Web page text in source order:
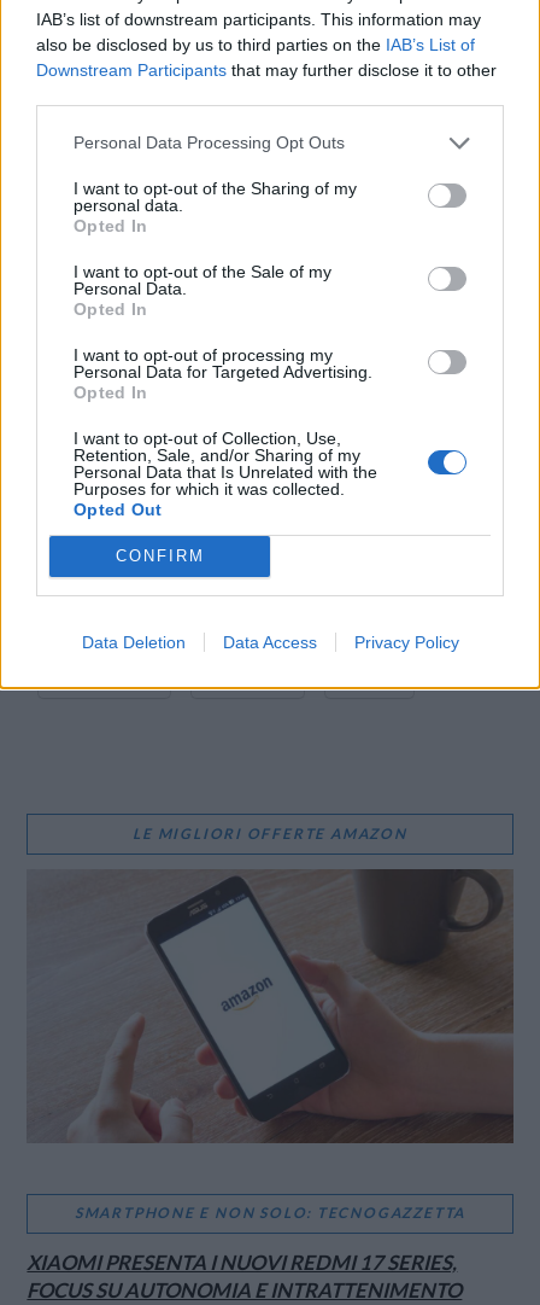
IAB’s list of downstream participants. This information may
also be disclosed by us to third parties on the IAB’s List of
Downstream Participants that may further disclose it to other
Personal Data Processing Opt Outs
I want to opt-out of the Sharing of my
personal data.
Opted In
I want to opt-out of the Sale of my
Personal Data.
Opted In
I want to opt-out of processing my
Personal Data for Targeted Advertising.
Opted In
I want to opt-out of Collection, Use,
Retention, Sale, and/or Sharing of my
Personal Data that Is Unrelated with the
Purposes for which it was collected.
Opted Out
CONFIRM
Data Deletion Data Access Privacy Policy
scarichi viene definito “dannatamente frustrante”,
“disorganizzato”, “sconsiderato”.
vengono viste dagli altri come sfasate rispetto alla norma sociale
di restare connessi e pertanto incapaci di essere membri
competenti della società
nostra incapacità di gestire efficacemente la carica della batteria
diventa sinonimo d’incapacità di gestire la propria vita
NOTA:l’articoloPortable Technology and Multi-Domain Energy
Consumption sarà pubblicato sulla rivista Marketing Theory.
CONDIVIDI QUESTO ARTICOLO:
E-mail LinkedIn
Mastodon Telegram
LE MIGLIORI OFFERTE AMAZON
SMARTPHONE E NON SOLO: TECNOGAZZETTA
XIAOMI PRESENTA I NUOVI REDMI 17 SERIES,
FOCUS SU AUTONOMIA E INTRATTENIMENTO